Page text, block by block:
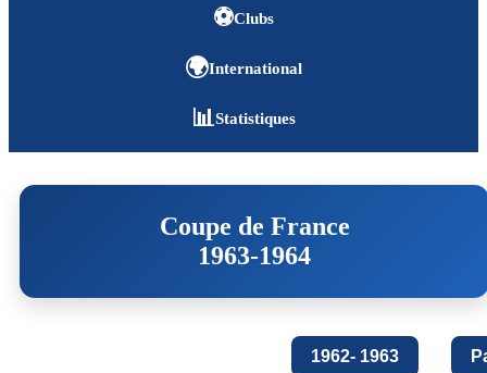
⚽Clubs
🌍International
📊Statistiques
Coupe de France
1963-1964
1962- 1963